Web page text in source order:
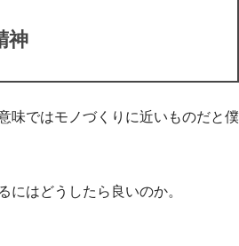
神
味ではモノづくりに近いものだと僕
にはどうしたら良いのか。